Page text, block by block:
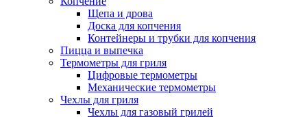
Щепа и дрова
Доска для копчения
Контейнеры и трубки для копчения
Пицца и выпечка
Термометры для гриля
Цифровые термометры
Механические термометры
Чехлы для гриля
Чехлы для газовый грилей